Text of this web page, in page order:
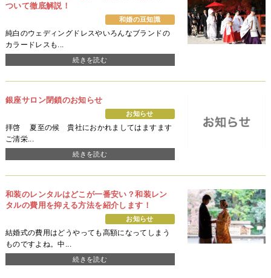
ついて徹底解説！
和婚の豆知識
純白のウェディングドレスやいろんなブランドの
カラードレスも...
続きを読む
銀座サロン閉鎖のお知らせ
お知らせ
拝啓 夏至の候 貴社におかれましてはますます
ご清栄...
続きを読む
和装のレンタルはどこが一番安い？和装レン
タルの費用を抑える方法を紹介します！
お知らせ
結婚式の費用はどうやっても高額になってしまう
ものですよね。中...
続きを読む